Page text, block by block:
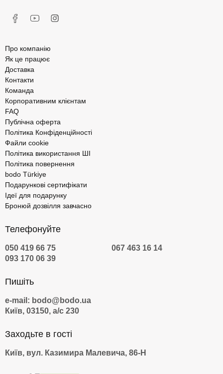
Про компанію
Як це працює
Доставка
Контакти
Команда
Корпоративним клієнтам
FAQ
Публічна оферта
Політика Конфіденційності
Файли cookie
Політика використання ШІ
Політика повернення
bodo Türkiye
Подарункові сертифікати
Ідеї для подарунку
Бронюй дозвілля завчасно
Телефонуйте
050 419 66 75
067 463 16 14
093 170 06 39
Пишіть
e-mail: bodo@bodo.ua
Київ, 03150, а/с 230
Заходьте в гості
Київ, вул. Казимира Малевича, 86-Н